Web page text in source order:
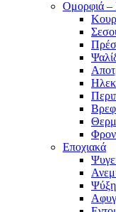
Ομορφιά –
Εποχιακά